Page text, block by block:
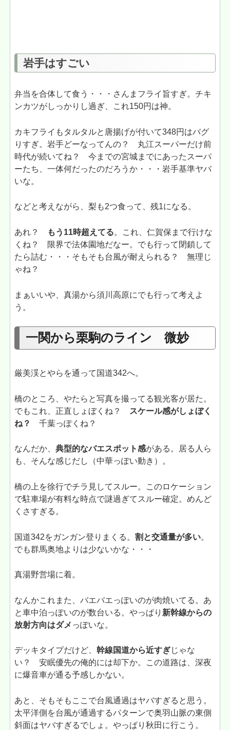
岩手はすごい
弁当を合体して食う・・・さんまフライ旨すぎ。チキ
ンカツがしっかりし過ぎ、これ150円は神。
カキフライもタルタルと唐揚げが付いて348円はバグ
りすぎ。岩手どーなってんの？ 丸江スーパーだけ前
時代が続いてね？ 今までの宮城までにあったスーパ
ーたち、一体何だったのだろうか・・・岩手基準ヤバ
いな。
などと考えながら、梨も2つ食って、残1になる。
あれ？ もう11時超えてる。これ、仁賀保まで行けな
くね？ 限界で法体園地だなー。でも行って閉鎖して
たら詰む・・・そもそも台風が耐えられる？ 無理じ
ゃね？
まぁいいや、真湯から須川高原にでも行って考えよ
う。
一関から栗駒のライン 微妙
厳美渓とやらを通って国道342へ。
橋のところ、やたらと写真を撮ってる観光客が居た。
でもこれ、正直しょぼくね？
スケール感がしょぼく
ね？
千葉っぽくね？
なんだか、典型的なバエスポット感がある。居る人ら
も、そんな感じだし（中華っぽい動き）。
橋の上を徐行でチラ見してスルー。このロケーション
で駐車場が有料な時点で謎過ぎてスルー確定。めんど
くさすぎる。
国道342をガンガン登りまくる。割と交通量が多い。
でも群馬奥地よりは少ないかな・・・
真湯野営場に着。
なんかこれまた、バエバエっぽいのが肉焼いてる。あ
と車中泊っぽいのが数台いる。やっぱり 新幹線からの
放射方向はダメ っぽいな。
デッキタイプだけど、幹線国道から近すぎじゃな
い？ 安眠優先の俺的には却下か。この道路は、深夜
に爆音車が通る予感しかない。
あと、そもそもここで台風通過はヤバすぎると思う。
太平洋側を台風が通過するパターンで奥羽山脈の東側
斜面はヤバすぎるでしょ。やっぱり秋田に行こう。